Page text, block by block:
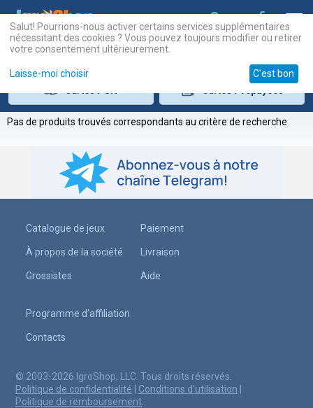
Pas de produits trouvés correspondants au critère de recherche
Catalogue de jeux
À propos de la société
Grossistes
Paiement
Livraison
Aide
Programme d'affiliation
Contacts
© 2003-2026 IgroShop, LLC. Tous droits réservés.
Politique de confidentialité
Conditions d'utilisation
Politique de remboursement
Salut! Pourrions-nous activer certains services supplémentaires
nécessitant des cookies ? Vous pouvez toujours modifier ou retirer
votre consentement ultérieurement.
Laisse-moi choisir C'est bon